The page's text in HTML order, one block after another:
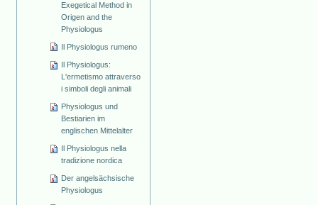
Exegetical Method in
Origen and the
Physiologus
Il Physiologus rumeno
Il Physiologus:
L'ermetismo attraverso
i simboli degli animali
Physiologus und
Bestiarien im
englischen Mittelalter
Il Physiologus nella
tradizione nordica
Der angelsächsische
Physiologus